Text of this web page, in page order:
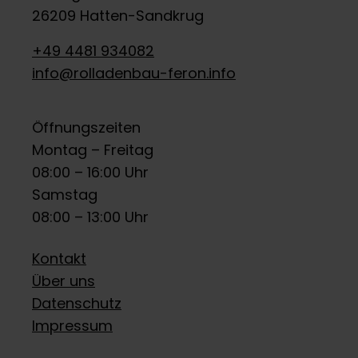
26209 Hatten-Sandkrug
+49 4481 934082
info@rolladenbau-feron.info
Öffnungszeiten
Montag – Freitag
08:00 – 16:00 Uhr
Samstag
08:00 – 13:00 Uhr
Kontakt
Über uns
Datenschutz
Impressum